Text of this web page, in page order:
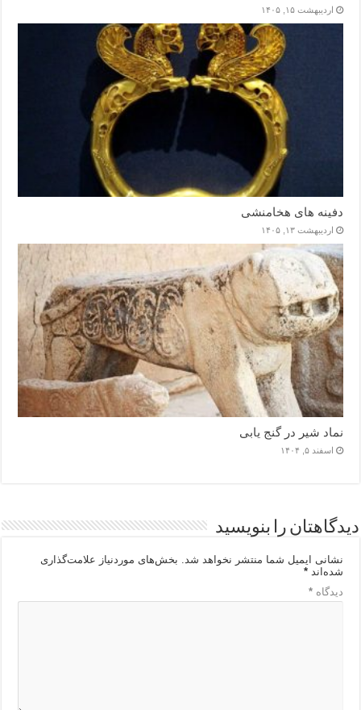
اردیبهشت ۱۵, ۱۴۰۵
دفینه های هخامنشی
اردیبهشت ۱۳, ۱۴۰۵
نماد شیر در گنج یابی
اسفند ۵, ۱۴۰۴
دیدگاهتان را بنویسید
نشانی ایمیل شما منتشر نخواهد شد.
بخش‌های موردنیاز علامت‌گذاری
شده‌اند*
دیدگاه*